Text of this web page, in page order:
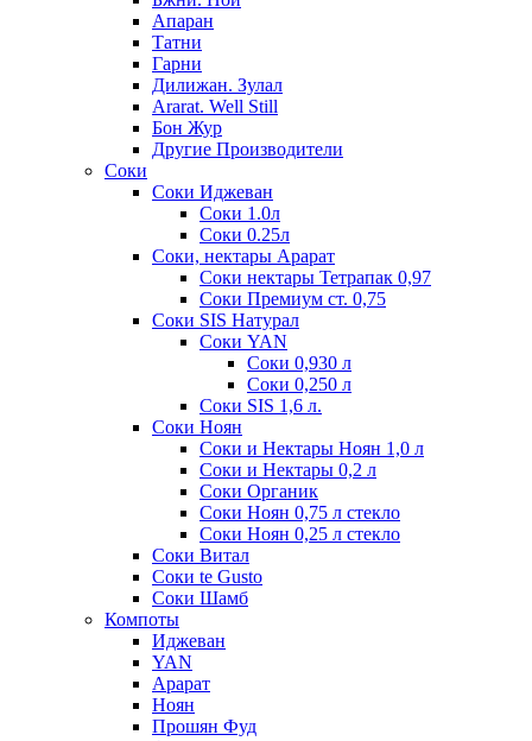
Апаран
Татни
Гарни
Дилижан. Зулал
Ararat. Well Still
Бон Жур
Другие Производители
Соки
Соки Иджеван
Соки 1.0л
Соки 0.25л
Соки, нектары Арарат
Соки нектары Тетрапак 0,97
Соки Премиум ст. 0,75
Соки SIS Натурал
Соки YAN
Соки 0,930 л
Соки 0,250 л
Соки SIS 1,6 л.
Соки Ноян
Соки и Нектары Ноян 1,0 л
Соки и Нектары 0,2 л
Соки Органик
Соки Ноян 0,75 л стекло
Соки Ноян 0,25 л стекло
Соки Витал
Соки te Gusto
Соки Шамб
Компоты
Иджеван
YAN
Арарат
Ноян
Прошян Фуд